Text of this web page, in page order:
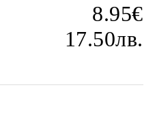
8.95€
17.50лв.